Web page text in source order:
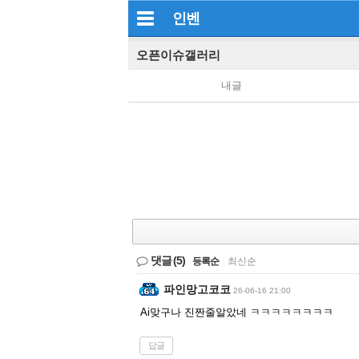
인벤
오픈이슈갤러리
내글
댓글(5) 등록순 최신순
파인망고코코 26-06-16 21:00
Ai맞구나 진짠줄알았네 ㅋㅋㅋㅋㅋㅋㅋㅋ
답글